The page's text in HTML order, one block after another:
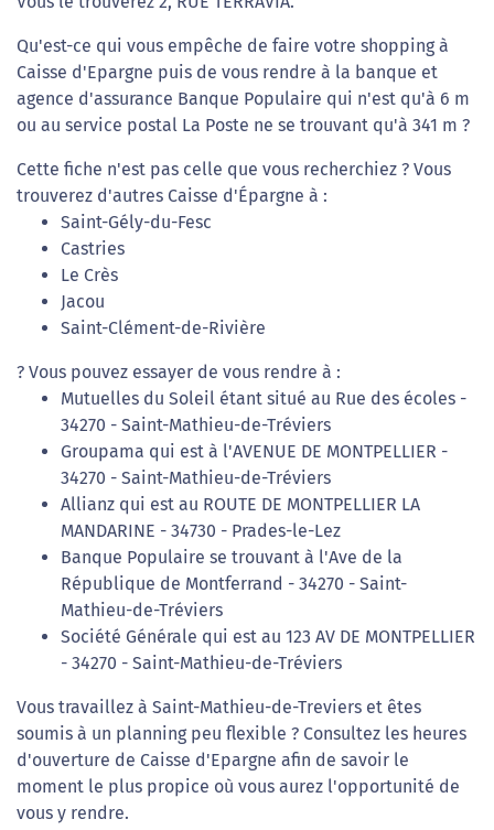
Qu'est-ce qui vous empêche de faire votre shopping à
Caisse d'Epargne puis de vous rendre à la banque et
agence d'assurance Banque Populaire qui n'est qu'à 6 m
ou au service postal La Poste ne se trouvant qu'à 341 m ?
Cette fiche n'est pas celle que vous recherchiez ? Vous
trouverez d'autres Caisse d'Épargne à :
Saint-Gély-du-Fesc
Castries
Le Crès
Jacou
Saint-Clément-de-Rivière
? Vous pouvez essayer de vous rendre à :
Mutuelles du Soleil étant situé au Rue des écoles -
34270 - Saint-Mathieu-de-Tréviers
Groupama qui est à l'AVENUE DE MONTPELLIER -
34270 - Saint-Mathieu-de-Tréviers
Allianz qui est au ROUTE DE MONTPELLIER LA
MANDARINE - 34730 - Prades-le-Lez
Banque Populaire se trouvant à l'Ave de la
République de Montferrand - 34270 - Saint-
Mathieu-de-Tréviers
Société Générale qui est au 123 AV DE MONTPELLIER
- 34270 - Saint-Mathieu-de-Tréviers
Vous travaillez à Saint-Mathieu-de-Treviers et êtes
soumis à un planning peu flexible ? Consultez les heures
d'ouverture de Caisse d'Epargne afin de savoir le
moment le plus propice où vous aurez l'opportunité de
vous y rendre.